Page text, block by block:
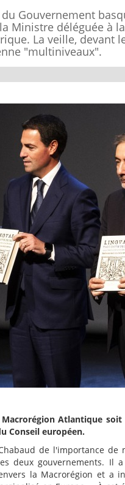
Gouvernement
Ministre déléguée à
La veille, devant
"multiniveaux".
Atlantique soit
Conseil européen.
de l'importance de
deux gouvernements. Il a
la Macrorégion et a